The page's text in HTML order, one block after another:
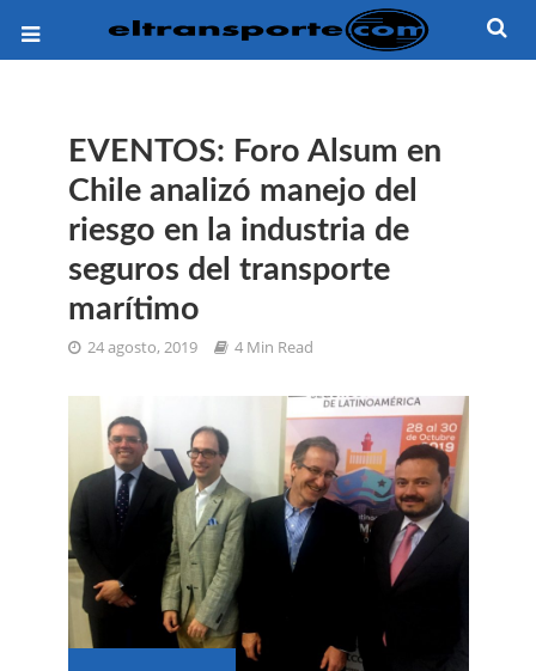
EVENTOS: Foro Alsum en
Chile analizó manejo del
riesgo en la industria de
seguros del transporte
marítimo
24 agosto, 2019 4 Min Read